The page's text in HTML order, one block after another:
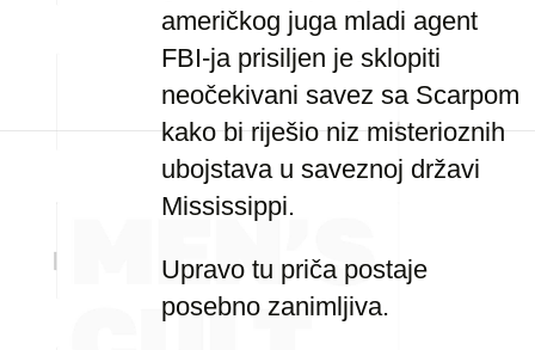
američkog juga mladi agent
FBI-ja prisiljen je sklopiti
neočekivani savez sa Scarpom
kako bi riješio niz misterioznih
ubojstava u saveznoj državi
Mississippi.
Upravo tu priča postaje
posebno zanimljiva.